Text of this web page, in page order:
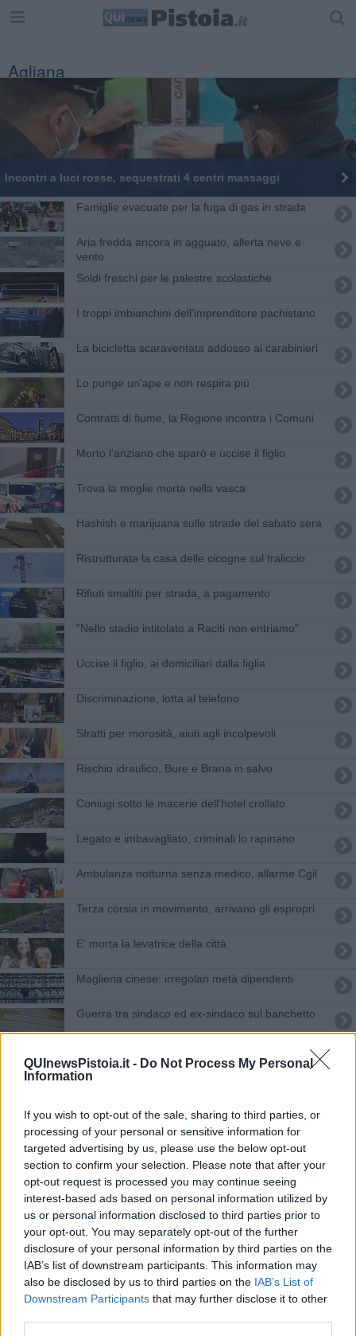
QUInewsPistoia.it - Do Not Process My Personal
Information
If you wish to opt-out of the sale, sharing to third parties, or
processing of your personal or sensitive information for
targeted advertising by us, please use the below opt-out
section to confirm your selection. Please note that after your
opt-out request is processed you may continue seeing
interest-based ads based on personal information utilized by
us or personal information disclosed to third parties prior to
your opt-out. You may separately opt-out of the further
disclosure of your personal information by third parties on the
IAB’s list of downstream participants. This information may
also be disclosed by us to third parties on the IAB’s List of
Downstream Participants that may further disclose it to other
Agliana
Incontri a luci rosse, sequestrati 4 centri massaggi
Famiglie evacuate per la fuga di gas in strada
Aria fredda ancora in agguato, allerta neve e
vento
Soldi freschi per le palestre scolastiche
I troppi imbianchini dell'imprenditore pachistano
La bicicletta scaraventata addosso ai carabinieri
Lo punge un'ape e non respira più
Contratti di fiume, la Regione incontra i Comuni
Morto l’anziano che sparò e uccise il figlio
Trova la moglie morta nella vasca
Hashish e marijuana sulle strade del sabato sera
Ristrutturata la casa delle cicogne sul traliccio
Rifiuti smaltiti per strada, a pagamento
"Nello stadio intitolato a Raciti non entriamo"
Uccise il figlio, ai domiciliari dalla figlia
Discriminazione, lotta al telefono
Sfratti per morosità, aiuti agli incolpevoli
Rischio idraulico, Bure e Brana in salvo
Coniugi sotto le macerie dell'hotel crollato
Legato e imbavagliato, criminali lo rapinano
Ambulanza notturna senza medico, allarme Cgil
Terza corsia in movimento, arrivano gli espropri
E' morta la levatrice della città
Maglieria cinese: irregolari metà dipendenti
Guerra tra sindaco ed ex-sindaco sul banchetto
La cicogna bianca è tornata
Verso la metropolitana di superficie
A lezione per combattere lo stragismo
Notte degli Oscar al Moderno
Il colpo al supermercato non riesce
Nell'auto il nascondiglio della droga
Scuole, contributi per le attività extra